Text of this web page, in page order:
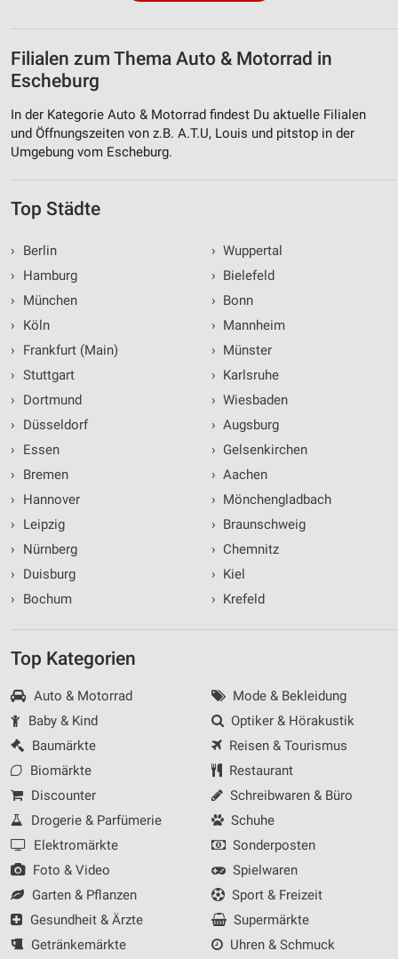
Filialen zum Thema Auto & Motorrad in
Escheburg
In der Kategorie Auto & Motorrad findest Du aktuelle Filialen
und Öffnungszeiten von z.B. A.T.U, Louis und pitstop in der
Umgebung vom Escheburg.
Top Städte
›
Berlin
›
Hamburg
›
München
›
Köln
›
Frankfurt (Main)
› Stuttgart
›
Dortmund
›
Düsseldorf
›
Essen
›
Bremen
›
Hannover
›
Leipzig
›
Nürnberg
›
Duisburg
›
Bochum
› Wuppertal
› Bielefeld
› Bonn
› Mannheim
› Münster
› Karlsruhe
› Wiesbaden
› Augsburg
› Gelsenkirchen
› Aachen
› Mönchengladbach
› Braunschweig
› Chemnitz
› Kiel
› Krefeld
Top Kategorien
Auto & Motorrad
Baby & Kind
Baumärkte
Biomärkte
Discounter
Drogerie & Parfümerie
Elektromärkte
Foto & Video
Garten & Pflanzen
Gesundheit & Ärzte
Getränkemärkte
Mode & Bekleidung
Optiker & Hörakustik
Reisen & Tourismus
Restaurant
Schreibwaren & Büro
Schuhe
Sonderposten
Spielwaren
Sport & Freizeit
Supermärkte
Uhren & Schmuck